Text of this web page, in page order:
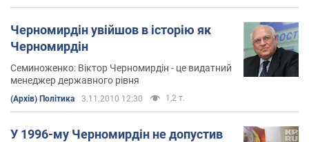
Черномирдін увійшов в історію як
Черномирдін
Семиноженко: Віктор Черномирдін - це видатний
менеджер державного рівня
(Архів) Політика 3.11.2010 12:30 1,2 т.
У 1996-му Черномирдін не допустив